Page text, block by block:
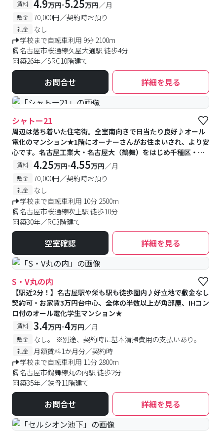
賃料 4.9万円-5.25万円／月
敷金 70,000円／契約時お預り
礼金
なし
学校まで自転車利用 9分 2100m
名古屋市桜通線久屋大通駅 徒歩4分
築26年／SRC10階建て
お問合せ 詳細を見る
#予約受付中 #空室待ち
シャトー21
周辺は落ち着いた住宅街。全室南向きで日当たり良好♪オール
電化のマンション★1階にオーナーさんがお住まいされ、より安
心です。名古屋工業大・名古屋大（鶴舞）をはじめ千種区・中
区・昭和区内の学生さんにおススメです。
賃料 4.25万円-4.55万円／月
敷金 70,000円／契約時お預り
礼金
なし
学校まで自転車利用 10分 2500m
名古屋市桜通線吹上駅 徒歩10分
築30年／RC3階建て
空室確認 詳細を見る
S・V丸の内
【駅近2分！】名古屋駅や栄も駅も徒歩圏内♪好立地で敷金なし
契約可・お家賃3万円台中心、全体の半数以上が角部屋、IHコン
ロ付のオール電化学生マンション★
賃料 3.4万円-4万円／月
敷金 なし。 ※別途、契約時に基本清掃費用の支払いあり。
礼金
月額賃料1か月分／契約時
学校まで自転車利用 11分 2800m
名古屋市鶴舞線丸の内駅 徒歩2分
築35年／鉄骨11階建て
お問合せ 詳細を見る